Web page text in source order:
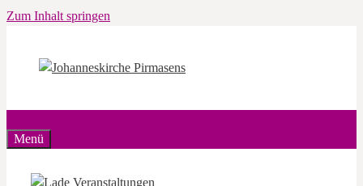
Zum Inhalt springen
Menü